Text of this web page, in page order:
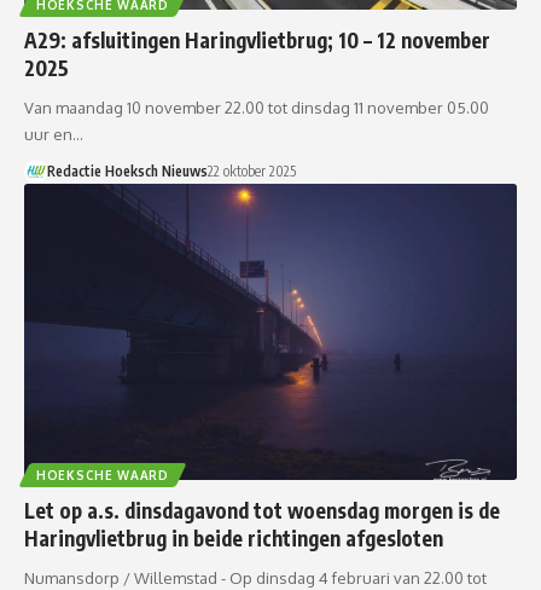
HOEKSCHE WAARD
A29: afsluitingen Haringvlietbrug; 10 – 12 november
2025
Van maandag 10 november 22.00 tot dinsdag 11 november 05.00
uur en…
Redactie Hoeksch Nieuws22 oktober 2025
HOEKSCHE WAARD
Let op a.s. dinsdagavond tot woensdag morgen is de
Haringvlietbrug in beide richtingen afgesloten
Numansdorp / Willemstad - Op dinsdag 4 februari van 22.00 tot